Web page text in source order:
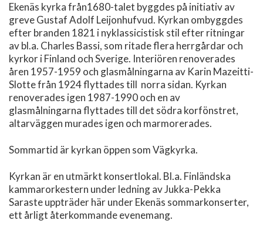
Ekenäs kyrka från1680-talet byggdes på initiativ av
greve Gustaf Adolf Leijonhufvud. Kyrkan ombyggdes
efter branden 1821 i nyklassicistisk stil efter ritningar
av bl.a. Charles Bassi, som ritade flera herrgårdar och
kyrkor i Finland och Sverige. Interiören renoverades
åren 1957-1959 och glasmålningarna av Karin Mazeitti-
Slotte från 1924 flyttades till norra sidan. Kyrkan
renoverades igen 1987-1990 och en av
glasmålningarna flyttades till det södra korfönstret,
altarväggen murades igen och marmorerades.
Sommartid är kyrkan öppen som Vägkyrka.
Kyrkan är en utmärkt konsertlokal. Bl.a. Finländska
kammarorkestern under ledning av Jukka-Pekka
Saraste uppträder här under Ekenäs sommarkonserter,
ett årligt återkommande evenemang.